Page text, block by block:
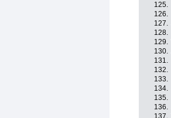
125.
126.
127.
128.
129.
130.
131.
132.
133.
134.
135.
136.
137.